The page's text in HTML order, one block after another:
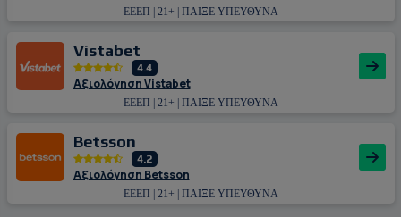
ΕΕΕΠ | 21+ | ΠΑΙΞΕ ΥΠΕΥΘΥΝΑ
Vistabet
4.4
Αξιολόγηση Vistabet
ΕΕΕΠ | 21+ | ΠΑΙΞΕ ΥΠΕΥΘΥΝΑ
Betsson
4.2
Αξιολόγηση Betsson
ΕΕΕΠ | 21+ | ΠΑΙΞΕ ΥΠΕΥΘΥΝΑ